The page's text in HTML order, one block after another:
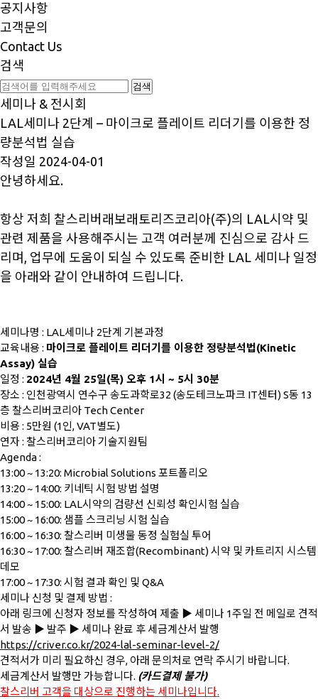
공지사항
고객문의
Contact Us
검색
세미나 & 전시회
LAL세미나 2단계 – 마이크로 플레이트 리더기를 이용한 정
량분석법 실습
작성일 2024-04-01
안녕하세요.
항상 저희 찰스리버래보래토리즈코리아(주)의 LAL시약 및
관련 제품을 사용해주시는 고객 여러분께 진심으로 감사 드
리며, 업무에 도움이 되실 수 있도록 준비한 LAL 세미나 일정
을 아래와 같이 안내하여 드립니다.
세미나명 : LAL세미나 2단계 기본과정
교육내용 : 마이크로 플레이트 리더기를 이용한 정량분석법(Kinetic
Assay) 실습
일정 : 2024년 4월 25일(목) 오후 1시 ~ 5시 30분
장소 : 인천광역시 연수구 송도과학로32 (송도테크노파크 IT센터) S동 13
층 찰스리버코리아 Tech Center
비용 : 5만원 (1인, VAT별도)
연자 : 찰스리버코리아 기술지원팀
Agenda :
13:00 ~ 13:20: Microbial Solutions 포트폴리오
13:20 ~ 14:00: 키네틱 시험 방법 설명
14:00 ~ 15:00: LAL시약의 검량선 신뢰성 확인시험 실습
15:00 ~ 16:00: 샘플 스크리닝 시험 실습
16:00 ~ 16:30: 찰스리버 미생물 동정 실험실 투어
16:30 ~ 17:00: 찰스리버 재조합(Recombinant) 시약 및 카트리지 시스템
데모
17:00 ~ 17:30: 시험 결과 확인 및 Q&A
세미나 신청 및 결제 방법 :
아래 링크에 신청자 정보를 작성하여 제출 ▶ 세미나 1주일 전 메일로 견적
서 발송 ▶ 발주 ▶ 세미나 완료 후 세금계산서 발행
https://criver.co.kr/2024-lal-seminar-level-2/
견적서가 미리 필요하신 경우, 아래 문의처로 연락 주시기 바랍니다.
세금계산서 발행만 가능합니다. (카드결제 불가)
찰스리버 고객을 대상으로 진행하는 세미나입니다.